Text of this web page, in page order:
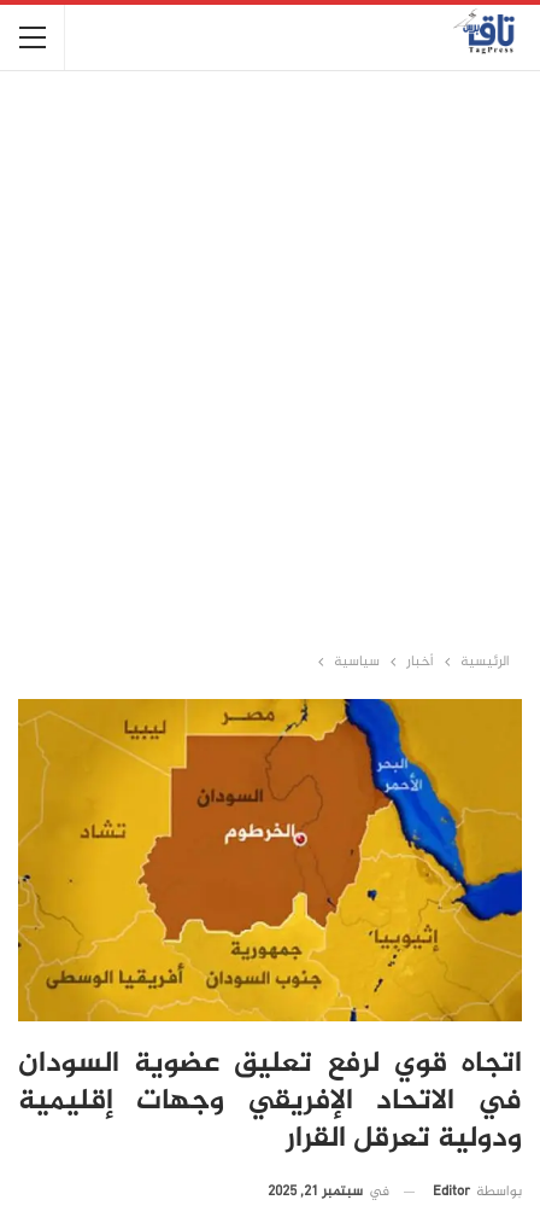
الرئيسية أخبار سياسية
اتجاه قوي لرفع تعليق عضوية السودان
في الاتحاد الإفريقي وجهات إقليمية
ودولية تعرقل القرار
بواسطة Editor في سبتمبر 21, 2025